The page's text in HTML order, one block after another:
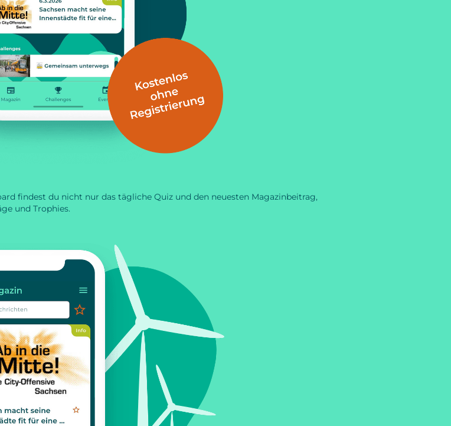
findest du nicht nur das tägliche Quiz und den neuesten Magazinbeitrag,
und Trophies.